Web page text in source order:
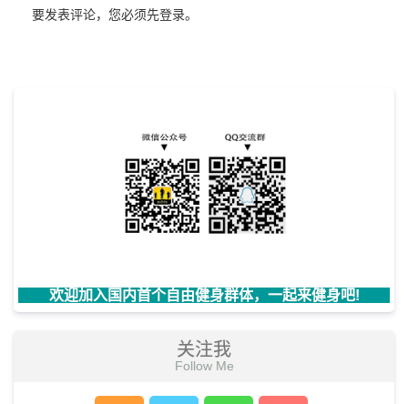
要发表评论，您必须先登录。
欢迎加入国内首个自由健身群体，一起来健身吧!
关注我
Follow Me